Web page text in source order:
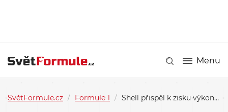
Menu
SvětFormule.cz / Formule 1 / Shell přispěl k zisku výkonu Ferrari 21 procenty